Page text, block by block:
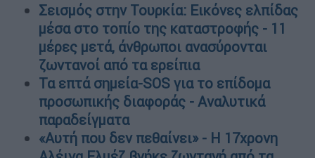
Σεισμός στην Τουρκία: Εικόνες ελπίδας
μέσα στο τοπίο της καταστροφής - 11
μέρες μετά, άνθρωποι ανασύρονται
ζωντανοί από τα ερείπια
Τα επτά σημεία-SOS για το επίδομα
προσωπικής διαφοράς - Αναλυτικά
παραδείγματα
«Αυτή που δεν πεθαίνει» - Η 17χρονη